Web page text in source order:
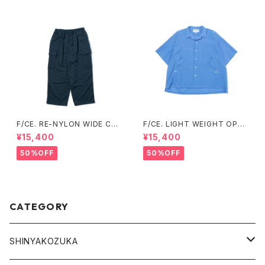
F/CE. RE-NYLON WIDE CAR
GO TROUSERS
¥15,400
50%OFF
F/CE. LIGHT WEIGHT OPEN
COLLAR SHIRT (Blue 、Char
coal )
¥15,400
50%OFF
CATEGORY
SHINYAKOZUKA